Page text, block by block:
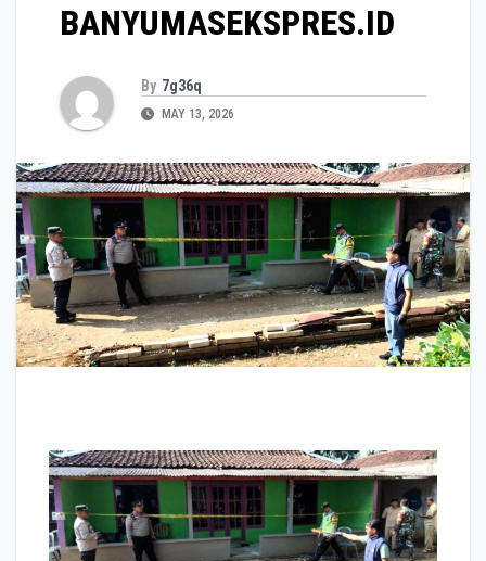
BANYUMASEKSPRES.ID
By 7g36q
MAY 13, 2026